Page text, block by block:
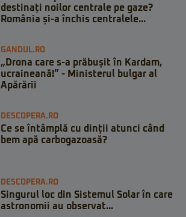
destinați noilor centrale pe gaze?
România și-a închis centralele...
GANDUL.RO
„Drona care s-a prăbușit în Kardam,
ucraineană!” - Ministerul bulgar al
Apărării
DESCOPERA.RO
Ce se întâmplă cu dinții atunci când
bem apă carbogazoasă?
DESCOPERA.RO
Singurul loc din Sistemul Solar în care
astronomii au observat...